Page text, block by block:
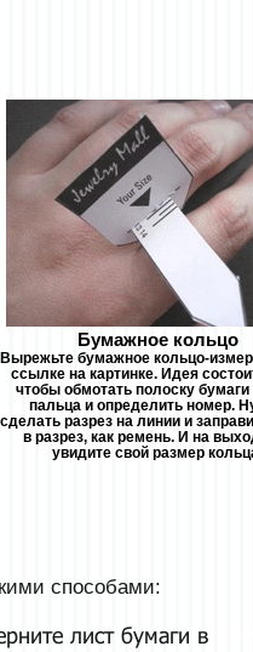
Бумажное кольцо
Вырежьте бумажное кольцо-
ссылке на картинке. Идея
чтобы обмотать полоску бумаги
пальца и определить номер.
сделать разрез на линии и
в разрез, как ремень. И на
увидите свой размер
способами:
лист бумаги в